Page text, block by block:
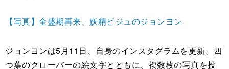
【写真】全盛期再来、妖精ビジュのジョンヨン
ジョンヨンは5月11日、自身のインスタグラムを更新。四
つ葉のクローバーの絵文字とともに、複数枚の写真を投